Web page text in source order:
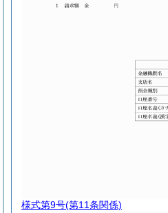
様式第9号(第11条関係)